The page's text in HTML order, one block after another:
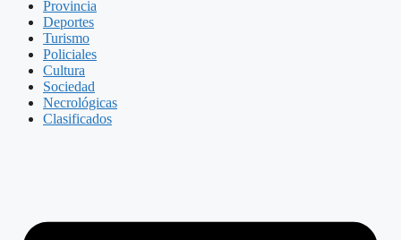
Provincia
Deportes
Turismo
Policiales
Cultura
Sociedad
Necrológicas
Clasificados